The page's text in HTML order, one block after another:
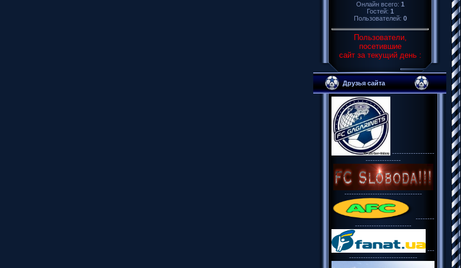
Онлайн всего: 1
Гостей: 1
Пользователей: 0
Пользователи,
посетившие
сайт за текущий день :
Друзья сайта
------------------
---------------
---------------------------------
--------
------------------------
---
-----------------------------